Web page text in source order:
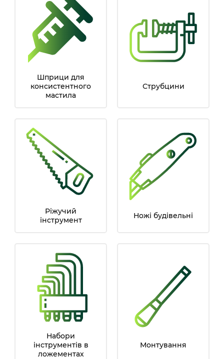
Шприци для
консистентного
мастила
Струбцини
Ріжучий
інструмент
Ножі будівельні
Набори
інструментів в
ложементах
Монтування